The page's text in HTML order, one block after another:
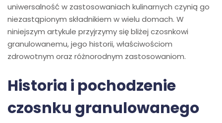
uniwersalność w zastosowaniach kulinarnych czynią go
niezastąpionym składnikiem w wielu domach. W
niniejszym artykule przyjrzymy się bliżej czosnkowi
granulowanemu, jego historii, właściwościom
zdrowotnym oraz różnorodnym zastosowaniom.
Historia i pochodzenie
czosnku granulowanego